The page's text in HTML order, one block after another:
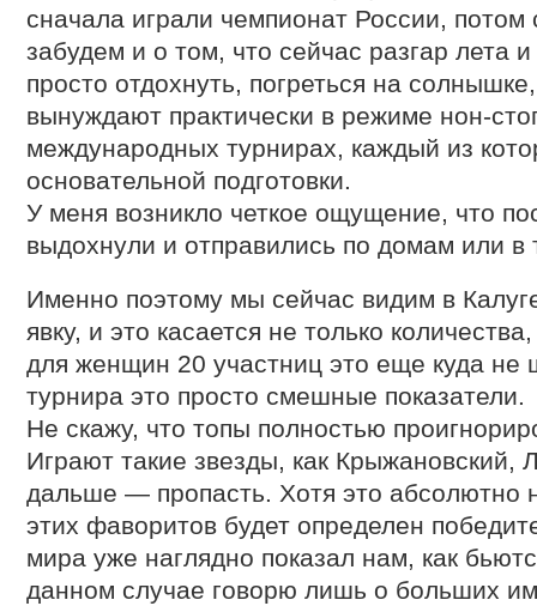
сначала играли чемпионат России,
забудем и о том, что сейчас разгар лета
просто отдохнуть, погреться на
вынуждают практически в режиме нон-
международных турнирах, каждый из
основательной подготовки.
У меня возникло четкое ощущение, что
выдохнули и отправились по домам или в
Именно поэтому мы сейчас видим в
явку, и это касается не только
для женщин 20 участниц это еще куда не
турнира это просто смешные показатели.
Не скажу, что топы полностью
Играют такие звезды, как Крыжановский,
дальше — пропасть. Хотя это абсолютно
этих фаворитов будет определен
мира уже наглядно показал нам, как
данном случае говорю лишь о больших